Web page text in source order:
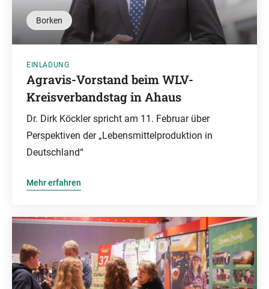
Borken
EINLADUNG
Agravis-Vorstand beim WLV-
Kreisverbandstag in Ahaus
Dr. Dirk Köckler spricht am 11. Februar über
Perspektiven der „Lebensmittelproduktion in
Deutschland“
Mehr erfahren